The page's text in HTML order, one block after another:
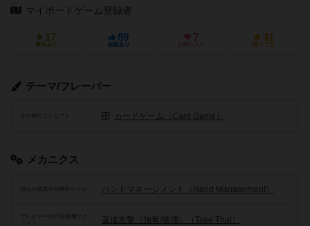
マイボードゲーム登録者
17
興味あり
89
経験あり
7
お気に入り
41
持ってる
テーマ/フレーバー
その他のコンセプト カードゲーム（Card Game）
メカニクス
ハンドマネージメント（Hand Management）
プレイヤーの干渉/影響アク
直接攻撃（強奪/破壊）（Take That）